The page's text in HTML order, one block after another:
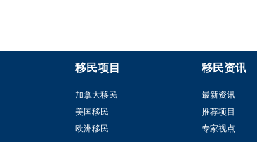
移民项目
加拿大移民
美国移民
欧洲移民
移民资讯
最新资讯
推荐项目
专家视点